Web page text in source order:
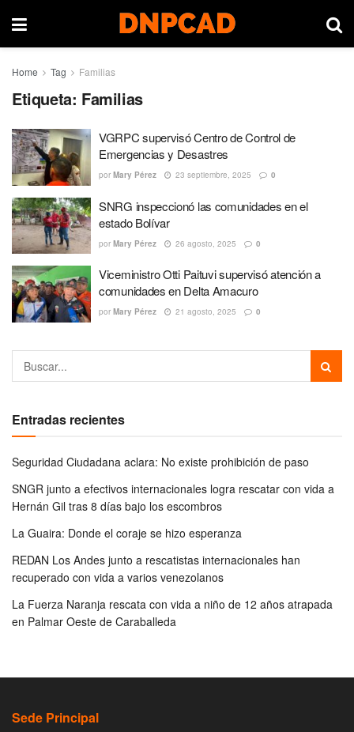
Home Tag Familias
Etiqueta: Familias
VGRPC supervisó Centro de Control de
Emergencias y Desastres
por Mary Pérez 23 septiembre, 2025 0
SNRG inspeccionó las comunidades en el
estado Bolívar
por Mary Pérez 26 agosto, 2025 0
Viceministro Otti Paituvi supervisó atención a
comunidades en Delta Amacuro
por Mary Pérez 21 agosto, 2025 0
Entradas recientes
Seguridad Ciudadana aclara: No existe prohibición de paso
SNGR junto a efectivos internacionales logra rescatar con vida a
Hernán Gil tras 8 días bajo los escombros
La Guaira: Donde el coraje se hizo esperanza
REDAN Los Andes junto a rescatistas internacionales han
recuperado con vida a varios venezolanos
La Fuerza Naranja rescata con vida a niño de 12 años atrapada
en Palmar Oeste de Caraballeda
Sede Principal